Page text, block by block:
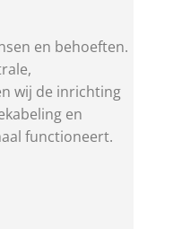
en behoeften.
wij de inrichting
en
functioneert.